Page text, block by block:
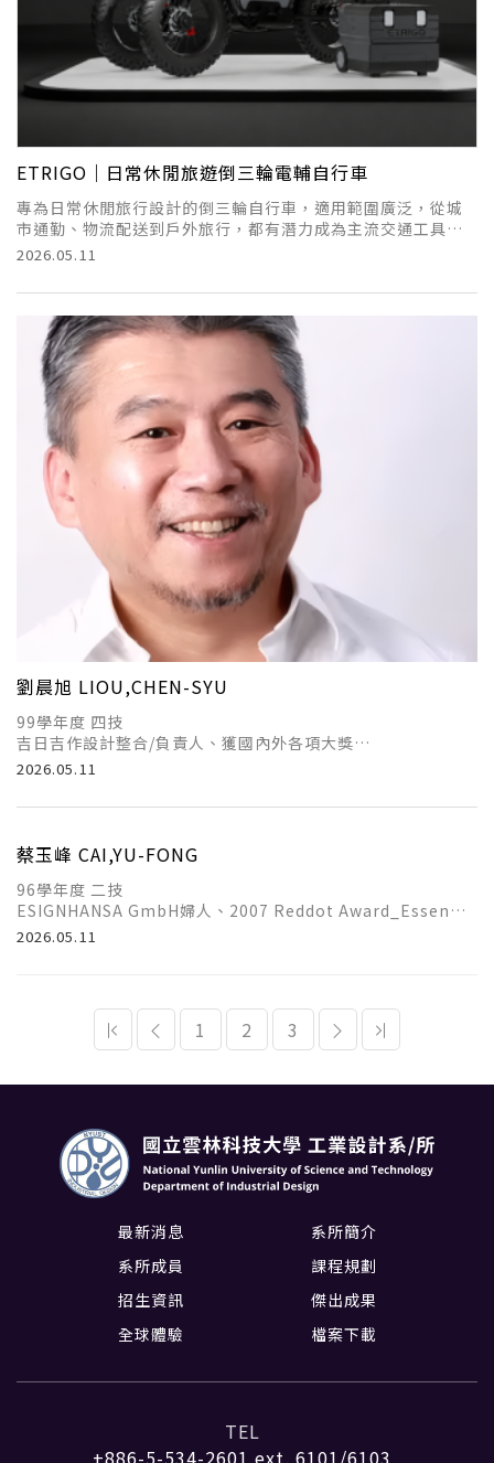
ETRIGO｜日常休閒旅遊倒三輪電輔自行車
專為日常休閒旅行設計的倒三輪自行車，適用範圍廣泛，從城
市通勤、物流配送到戶外旅行，都有潛力成為主流交通工具之
一。透過設計提升穩定性、減少能耗，使其更適應現代社會的
2026.05.11
劉晨旭 LIOU,CHEN-SYU
99學年度 四技
吉日吉作設計整合/負責人、獲國內外各項大獎
2026.05.11
蔡玉峰 CAI,YU-FONG
96學年度 二技
ESIGNHANSA GmbH婦人、2007 Reddot Award_Essen
Germany等
2026.05.11
1 2 3
最新消息
系所簡介
系所成員
課程規劃
招生資訊
傑出成果
全球體驗
檔案下載
TEL